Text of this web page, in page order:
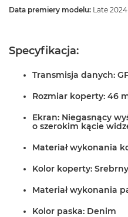
Data premiery modelu: Late 2024
Specyfikacja:
Transmisja danych:
Rozmiar koperty: 46
Ekran: Niegasnący
o szerokim kącie
Materiał wykonania
Kolor koperty: Srebrny
Materiał wykonania
Kolor paska: Denim